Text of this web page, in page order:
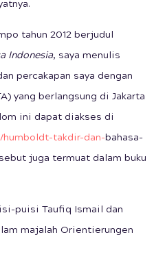
tahun 2012 berjudul
Indonesia, saya menulis
percakapan saya dengan
yang berlangsung di Jakarta
ini dapat diakses di
humboldt-takdir-dan-bahasa-
juga termuat dalam buku
puisi Taufiq Ismail dan
majalah Orientierungen